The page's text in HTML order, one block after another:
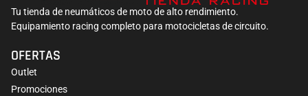
Tu tienda de neumáticos de moto de alto rendimiento.
Equipamiento racing completo para motocicletas de circuito.
OFERTAS
Outlet
Promociones